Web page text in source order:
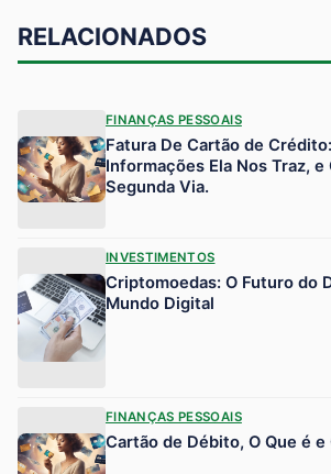
RELACIONADOS
FINANÇAS PESSOAIS
Fatura De Cartão de
Informações Ela Nos Traz,
Segunda Via.
INVESTIMENTOS
Criptomoedas: O Futuro do
Mundo Digital
FINANÇAS PESSOAIS
Cartão de Débito, O Que é e